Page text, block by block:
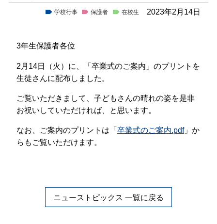
学校行事 保護者 在校生 2023年2月14日
3年生保護者各位
2月14日（火）に、「卒業式のご案内」のプリントを
生徒さんに配布しました。
ご覧いただきまして、子どもさんの晴れの姿を是非
お祝いしていただければ、と思います。
なお、ご案内のプリントは「卒業式のご案内.pdf」か
らもご覧いただけます。
ニューストピックス 一覧に戻る
入試情報
お問い合わせ
各種様式ダウンロード
プライバシーポリシー
サイトマップ
受験生の方へ